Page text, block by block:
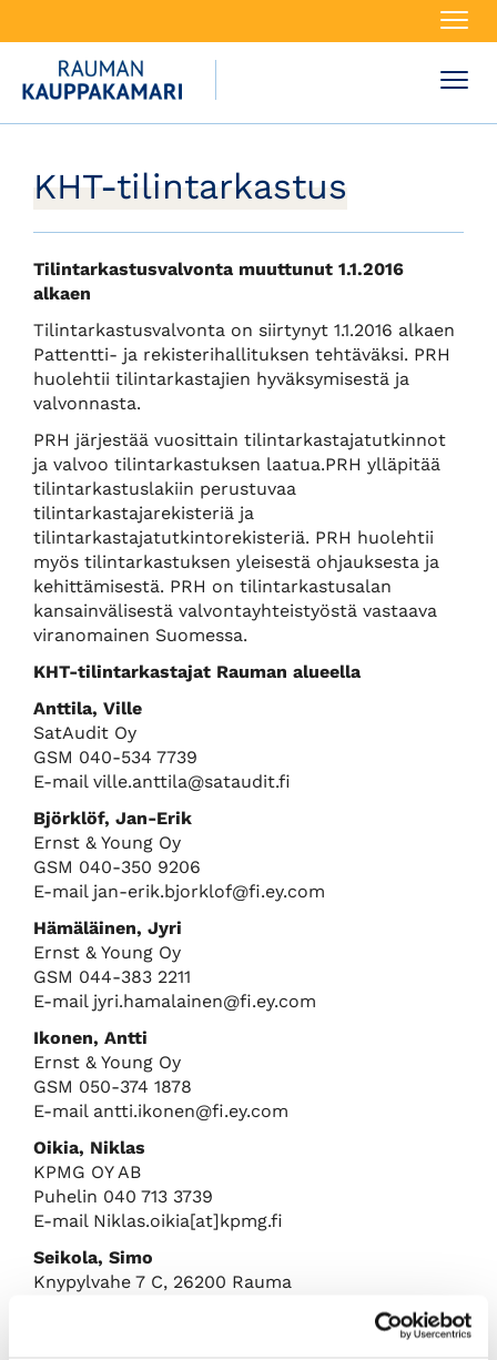
KHT-tilintarkastus
Tilintarkastusvalvonta muuttunut 1.1.2016
alkaen
Tilintarkastusvalvonta on siirtynyt 1.1.2016 alkaen
Pattentti- ja rekisterihallituksen tehtäväksi. PRH
huolehtii tilintarkastajien hyväksymisestä ja
valvonnasta.
PRH järjestää vuosittain tilintarkastajatutkinnot
ja valvoo tilintarkastuksen laatua.PRH ylläpitää
tilintarkastuslakiin perustuvaa
tilintarkastajarekisteriä ja
tilintarkastajatutkintorekisteriä. PRH huolehtii
myös tilintarkastuksen yleisestä ohjauksesta ja
kehittämisestä. PRH on tilintarkastusalan
kansainvälisestä valvontayhteistyöstä vastaava
viranomainen Suomessa.
KHT-tilintarkastajat Rauman alueella
Anttila, Ville
SatAudit Oy
GSM 040-534 7739
E-mail ville.anttila@sataudit.fi
Björklöf, Jan-Erik
Ernst & Young Oy
GSM 040-350 9206
E-mail jan-erik.bjorklof@fi.ey.com
Hämäläinen, Jyri
Ernst & Young Oy
GSM 044-383 2211
E-mail jyri.hamalainen@fi.ey.com
Ikonen, Antti
Ernst & Young Oy
GSM 050-374 1878
E-mail antti.ikonen@fi.ey.com
Oikia, Niklas
KPMG OY AB
Puhelin 040 713 3739
E-mail Niklas.oikia[at]kpmg.fi
Seikola, Simo
Knypylvahe 7 C, 26200 Rauma